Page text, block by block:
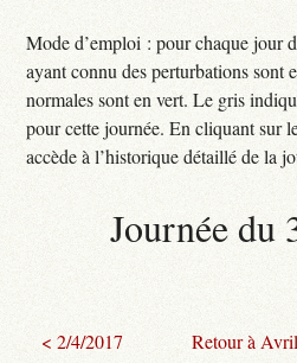
Mode d’emploi : pour chaque jour
ayant connu des perturbations sont
normales sont en vert. Le gris
pour cette journée. En cliquant sur
accède à l’historique détaillé de la
Journée du
< 2/4/2017 Retour à